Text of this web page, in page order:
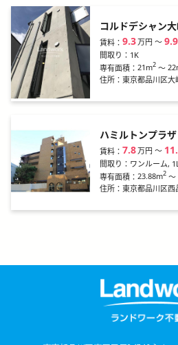
コルドデシャン
賃料：9.3万円〜 9.9
間取り： 1K
専有面積：21m2 ～
住所：東京都品川区大
ハミルトンプラザ
賃料：7.8万円〜
間取り： ワンルーム,
専有面積：23.88m2 ～
住所：東京都品川区西